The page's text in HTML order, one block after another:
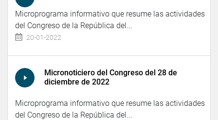
Microprograma informativo que resume las actividades
del Congreso de la República del...
20-01-2022
Micronoticiero del Congreso del 28 de
diciembre de 2022
Microprograma informativo que resume las actividades
del Congreso de la República del...